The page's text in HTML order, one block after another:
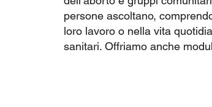
persone ascoltano,
loro lavoro o nella vita
sanitari. Offriamo anche